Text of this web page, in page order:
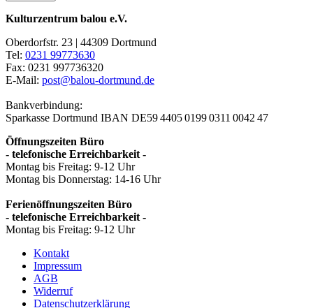
Kulturzentrum balou e.V.
Oberdorfstr. 23 | 44309 Dortmund
Tel: 0231 99773630
Fax: 0231 997736320
E-Mail: post@balou-dortmund.de
Bankverbindung:
Sparkasse Dortmund IBAN DE59 4405 0199 0311 0042 47
Öffnungszeiten Büro
- telefonische Erreichbarkeit -
Montag bis Freitag: 9-12 Uhr
Montag bis Donnerstag: 14-16 Uhr
Ferienöffnungszeiten Büro
- telefonische Erreichbarkeit -
Montag bis Freitag: 9-12 Uhr
Kontakt
Impressum
AGB
Widerruf
Datenschutzerklärung